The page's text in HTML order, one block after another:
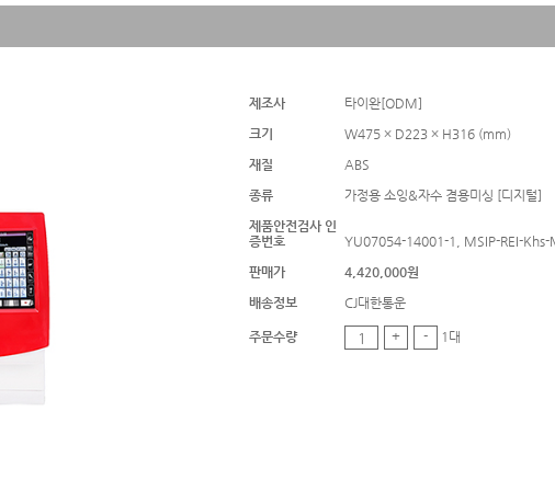
제조사
타이완[ODM]
크기
W475 × D223 × H316 (mm)
재질
ABS
종류
가정용 소잉&자수 겸용미싱 [디지털]
제품안전검사 인
증번호
YU07054-14001-1, MSIP-REI-
판매가
4,420,000원
배송정보
CJ대한통운
주문수량 + - 1대